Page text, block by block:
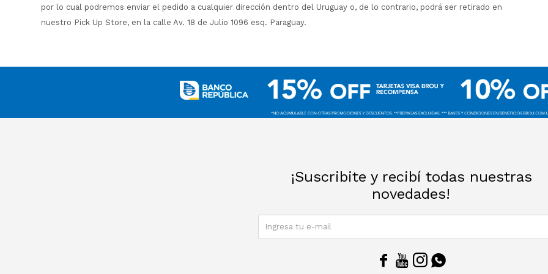
por lo cual podremos enviar el pedido a cualquier dirección dentro del Uruguay o, de lo contrario, podrá ser retirado en
nuestro Pick Up Store, en la calle Av. 18 de Julio 1096 esq. Paraguay.
¡Suscribite y recibí todas nuestras
novedades!
   